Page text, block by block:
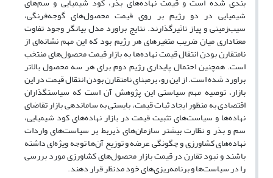
شیمیایی در دو رژیم بر روی قیمت محصول‌های گوجه‌فرنگی،
سیب‌زمینی و پیاز تاثیرگذارند. نتایج براورد مدل بیانگر وجود تفاوت
معناداری میان ضریب‌ متغیرهای هر رژیم بود که این مهم نشانه‌ای از
نامتقارن بودن انتقال قیمت نهاده‌ها به بازار قیمت محصول‌های منتخب
است. همچنین احتمال پایداری رژیم دوم برای هر سه محصول بالاتر
براورد شده است. از این رو، برمبنای نامتقارن بودن انتقال قیمت در این
بازار، توصیه مهم سیاستی این پژوهش آن است که سیاستگذاران
اقتصادی به منظور ایجاد ثبات قیمت، بایستی به ساماندهی بازار تقاضای
نهاده‌ها و سیاست‌های تثبیت قیمت در بازار نهاده‌های کود شیمیایی،
سم و بذر و نظارت بیشتر سازمان‌های ذیربط بر سیاست‌های واردات
نهاده‌های کشاورزی و چگونگی عرضه و توزیع آن‌ها توجه ویژه‌ای داشته
باشند و نبود تقارن در قیمت بازار محصول‌های کشاورزی مورد بررسی
را در سیاست‌ها و برنامه‌ریزی‌های خود مدنظر قرار دهند.